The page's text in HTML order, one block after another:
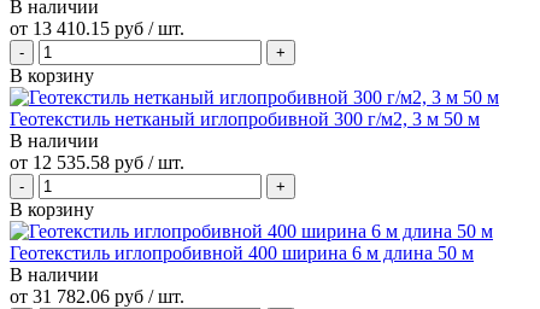
В наличии
от 13 410.15 руб / шт.
В корзину
Геотекстиль нетканый иглопробивной 300 г/м2, 3 м 50 м
В наличии
от 12 535.58 руб / шт.
В корзину
Геотекстиль иглопробивной 400 ширина 6 м длина 50 м
В наличии
от 31 782.06 руб / шт.